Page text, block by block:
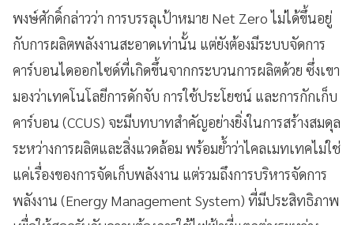
พงษ์ศักดิ์กล่าวว่า การบรรลุเป้าหมาย Net Zero ไม่ได้ขึ้นอยู่
กับการผลิตพลังงานสะอาดเท่านั้น แต่ยังต้องมีระบบจัดการ
คาร์บอนไดออกไซด์ที่เกิดขึ้นจากกระบวนการผลิตด้วย ซึ่งเขา
มองว่าเทคโนโลยีการดักจับ การใช้ประโยชน์ และการกักเก็บ
คาร์บอน (CCUS) จะมีบทบาทสำคัญอย่างยิ่งในการสร้างสมดุล
ระหว่างการผลิตและสิ่งแวดล้อม พร้อมย้ำว่าไคลเมทเทคไม่ใช่
แค่เรื่องของการจัดเก็บพลังงาน แต่รวมถึงการบริหารจัดการ
พลังงาน (Energy Management System) ที่มีประสิทธิภาพ